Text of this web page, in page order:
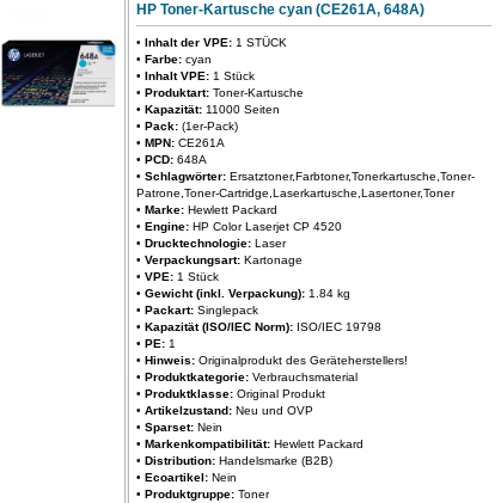
HP Toner-Kartusche cyan (CE261A, 648A)
• Inhalt der VPE: 1 STÜCK
• Farbe: cyan
• Inhalt VPE: 1 Stück
• Produktart: Toner-Kartusche
• Kapazität: 11000 Seiten
• Pack: (1er-Pack)
• MPN: CE261A
• PCD: 648A
• Schlagwörter: Ersatztoner,Farbtoner,Tonerkartusche,Toner-
Patrone,Toner-Cartridge,Laserkartusche,Lasertoner,Toner
• Marke: Hewlett Packard
• Engine: HP Color Laserjet CP 4520
• Drucktechnologie: Laser
• Verpackungsart: Kartonage
• VPE: 1 Stück
• Gewicht (inkl. Verpackung): 1.84 kg
• Packart: Singlepack
• Kapazität (ISO/IEC Norm): ISO/IEC 19798
• PE: 1
• Hinweis: Originalprodukt des Geräteherstellers!
• Produktkategorie: Verbrauchsmaterial
• Produktklasse: Original Produkt
• Artikelzustand: Neu und OVP
• Sparset: Nein
• Markenkompatibilität: Hewlett Packard
• Distribution: Handelsmarke (B2B)
• Ecoartikel: Nein
• Produktgruppe: Toner